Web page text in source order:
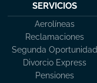
SERVICIOS
Aerolíneas
Reclamaciones
Segunda Oportunidad
Divorcio Express
Pensiones